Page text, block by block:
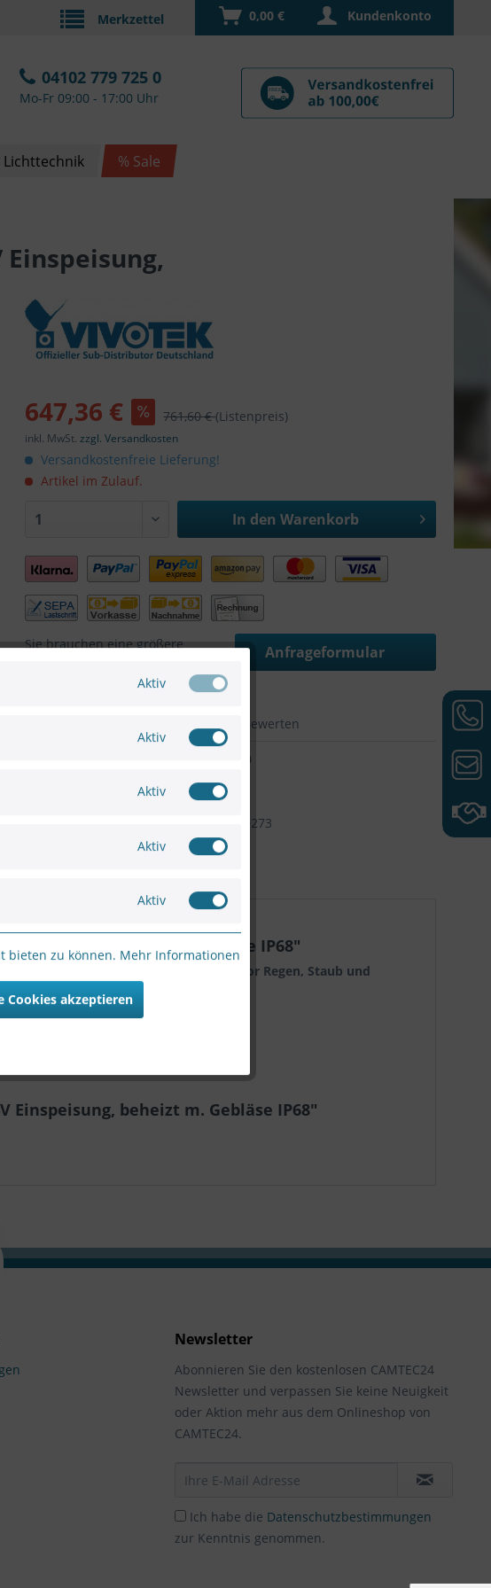
Kundenkonto
0,00 €
04102 779 725 0
Mo-Fr 09:00 - 17:00 Uhr
Lichttechnik % Sale
Einspeisung,
647,36 € 761,60 €(Listenpreis)
inkl. MwSt.zzgl. Versandkosten
Versandkostenfreie Lieferung!
Artikel im Zulauf.
In den Warenkorb
Sie brauchen eine größere
Anfrageformular
Bewerten
SC33539400
VIVOTEK
Hersteller Artikel-Nr:
AE-23A-P
4712123679273
beheizt m. Gebläse IP68"
Gehäuse, das Ihre Investition vor Regen, Staub und
Einspeisung, beheizt m. Gebläse IP68"
Newsletter
Abonnieren Sie den kostenlosen CAMTEC24
Newsletter und verpassen Sie keine Neuigkeit
oder Aktion mehr aus dem Onlineshop von
CAMTEC24.
Ich habe die Datenschutzbestimmungen
zur Kenntnis genommen.
Aktiv
Aktiv
Aktiv
Aktiv
Aktiv
bieten zu können. Mehr Informationen
Cookies akzeptieren